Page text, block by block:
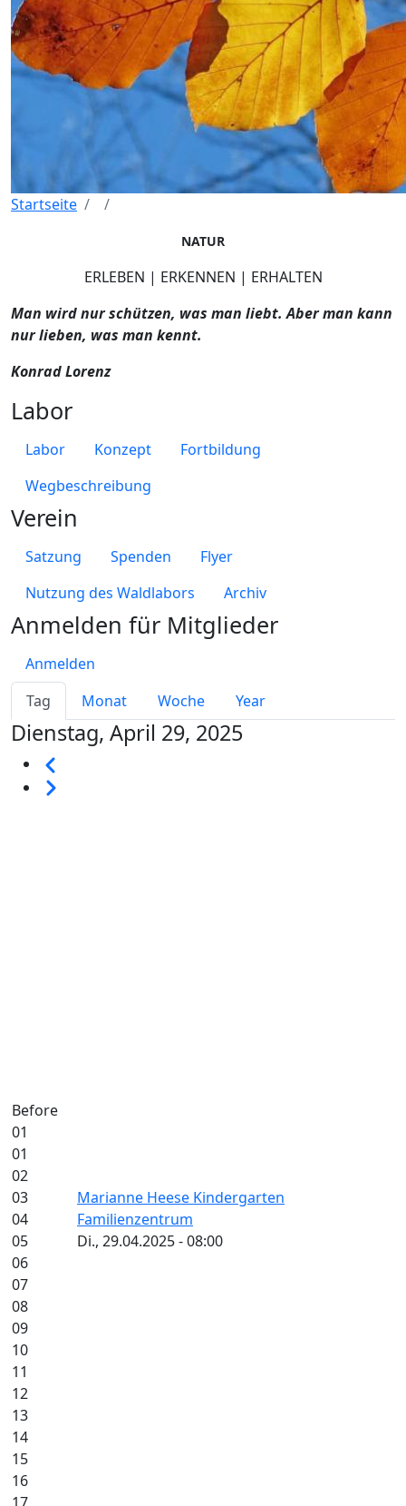
Startseite
Primary tabs
Tag Monat Woche Year
Dienstag, April 29, 2025
Seitennummerierung
Weiter
Before
01
01
02
03
04
05
06
07
08
09
10
11
12
13
14
15
16
Marianne Heese Kindergarten
Familienzentrum
Di., 29.04.2025 - 08:00
NATUR
ERLEBEN | ERKENNEN | ERHALTEN
Man wird nur schützen, was man liebt. Aber man kann
nur lieben, was man kennt.
Konrad Lorenz
Labor
Labor Konzept
Fortbildung
Wegbeschreibung
Verein
Satzung Spenden
Flyer
Nutzung des Waldlabors
Archiv
Anmelden für Mitglieder
Anmelden